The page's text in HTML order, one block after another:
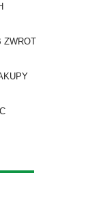
ZWROT